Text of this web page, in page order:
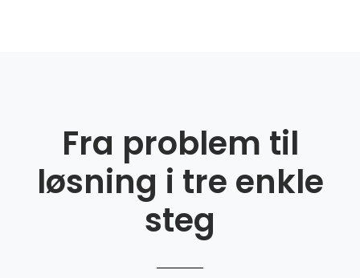
Fra problem til
løsning i tre enkle
steg